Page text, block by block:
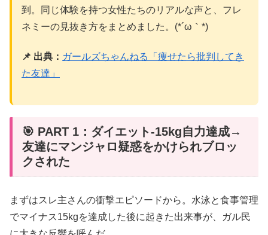
到。同じ体験を持つ女性たちのリアルな声と、フレ
ネミーの見抜き方をまとめました。(*´ω｀*)
📌 出典： ガールズちゃんねる「痩せたら批判してき
た友達」
🎯 PART 1：ダイエット-15kg自力達成→
友達にマンジャロ疑惑をかけられブロッ
クされた
まずはスレ主さんの衝撃エピソードから。水泳と食事管理
でマイナス15kgを達成した後に起きた出来事が、ガル民